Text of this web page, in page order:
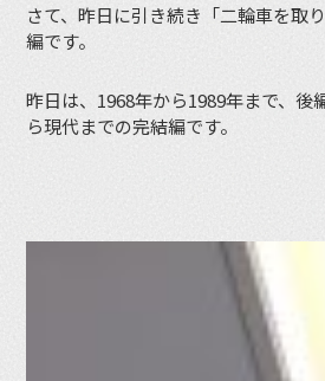
さて、昨日に引き続き「二輪車を取
編です。
昨日は、1968年から1989年まで、後
ら現代までの完結編です。